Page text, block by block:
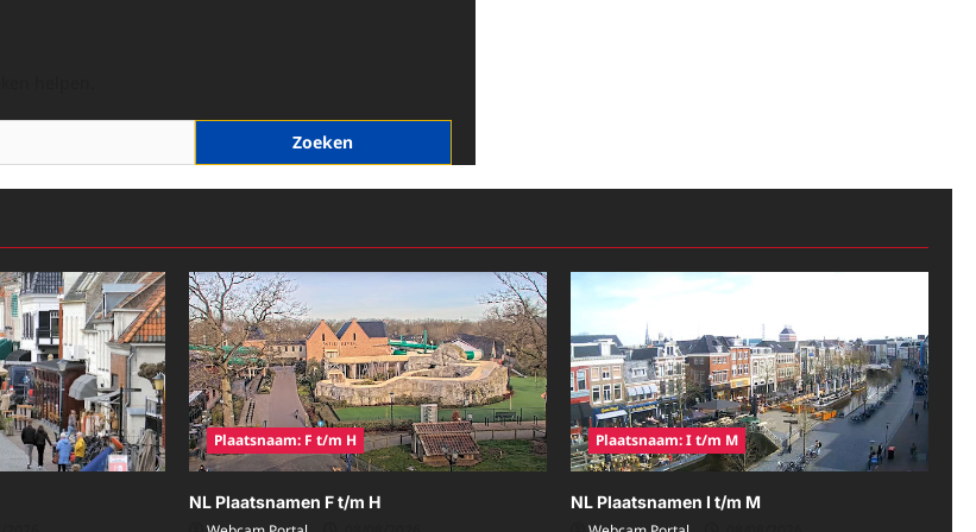
Plaatsnaam: F t/m H
NL Plaatsnamen F t/m H
Plaatsnaam: I t/m M
NL Plaatsnamen I t/m M